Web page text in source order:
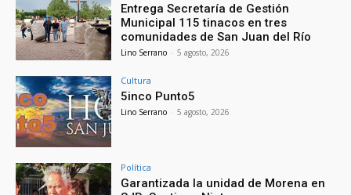
Entrega Secretaría de Gestión
Municipal 115 tinacos en tres
comunidades de San Juan del Río
Lino Serrano - 5 agosto, 2026
Cultura
5inco Punto5
Lino Serrano - 5 agosto, 2026
Política
Garantizada la unidad de Morena en